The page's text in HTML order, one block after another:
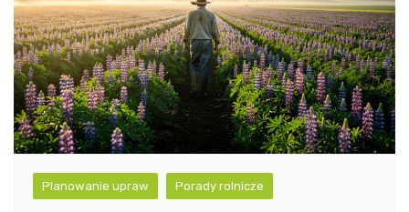
Planowanie upraw Porady rolnicze